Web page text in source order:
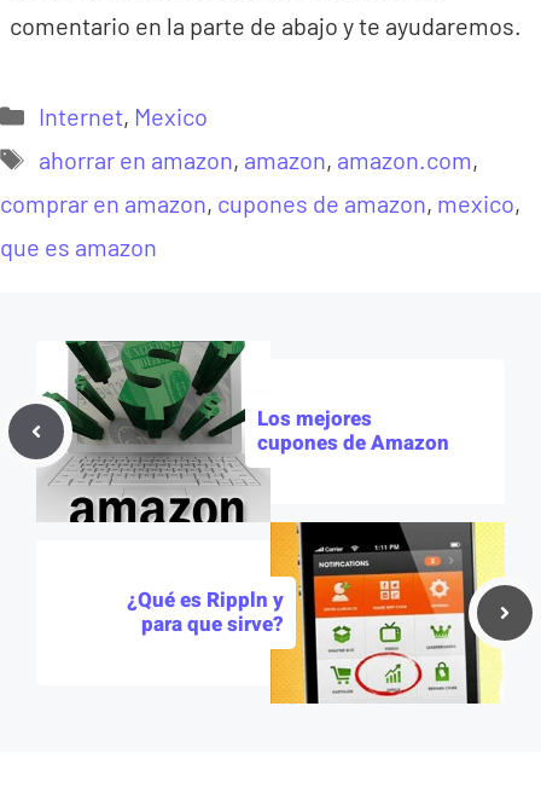
comentario en la parte de abajo y te ayudaremos.
Categorías
Internet, Mexico
Etiquetas
ahorrar en amazon, amazon, amazon.com,
comprar en amazon, cupones de amazon, mexico,
que es amazon
Los mejores
cupones de Amazon
¿Qué es Rippln y
para que sirve?